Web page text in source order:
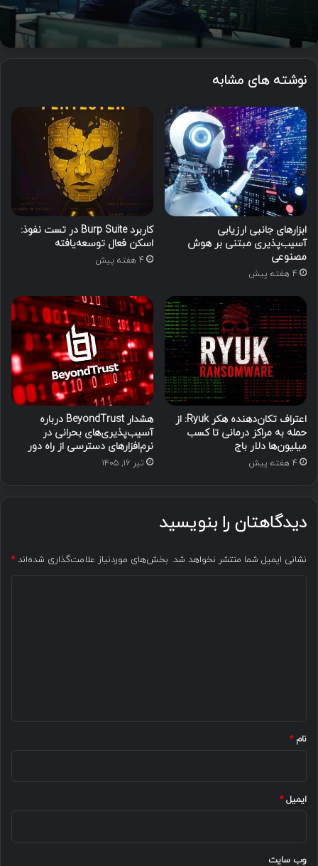
نوشته های مشابه
ابزارهای جانبی ارزیابی
آسیب‌پذیری مبتنی بر هوش
مصنوعی
4 هفته پیش
کاربرد Burp Suite در تست نفوذ:
اسکن فعال توسعه‌یافته
4 هفته پیش
اعتراف تکان‌دهنده هکر Ryuk: از
حمله به مراکز درمانی تا کسب
میلیون‌ها دلار باج
4 هفته پیش
هشدار BeyondTrust درباره
آسیب‌پذیری‌های بحرانی در
نرم‌افزارهای دسترسی از راه دور
تیر ۱۶, ۱۴۰۵
دیدگاهتان را بنویسید
نشانی ایمیل شما منتشر نخواهد شد. بخش‌های موردنیاز علامت‌گذاری شده‌اند*
نام*
ایمیل*
وب‌ سایت